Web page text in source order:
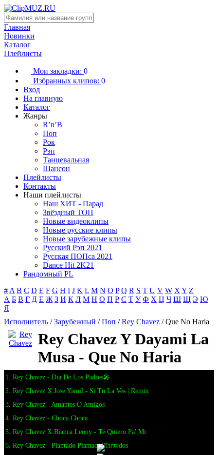
Главная
Новинки
Каталог
Плейлисты
Мои закладки: 0
Избранных клипов: 0
Вход
На главную
Каталог
Жанры
R’n’B
Поп
Рок
Рэп
Танцевальная
Шансон
Плейлисты
Контакты
Наши плейлисты
Наш ХИТ - Парад
Звёздный ТОП
Новые видеоклипы
Новые русские клипы
Новые зарубежные клипы
Русский Рэп 2021
Русская ПОПса 2021
Dance Hit 2K21
Рандомный PL
# A B C D E F G H I J K L M N O P Q R S T U V W X Y Z
А Б В Г Д Е Ж З И К Л М Н О П Р С Т У Ф Х Ц Ч Ш Щ Э Ю
Я
Исполнитель /Зарубежный /Поп /Rey Chavez / Que No Haria
Rey Chavez Y Dayami La
Musa - Que No Haria
1. Rey Chavez - Dia De Los Padres🎤
2. Rey Chavez X Jose Yamil - Si Tu La Ves | Remix
3. Rey Chavez - Amantes O Amigos
4. Rey Chavez - Choca Choca
5. Rey Chavez X Bianca Leony - Te Quiero Pa' Mi
6. Rey Chavez - Plantado Plantao, Plantados